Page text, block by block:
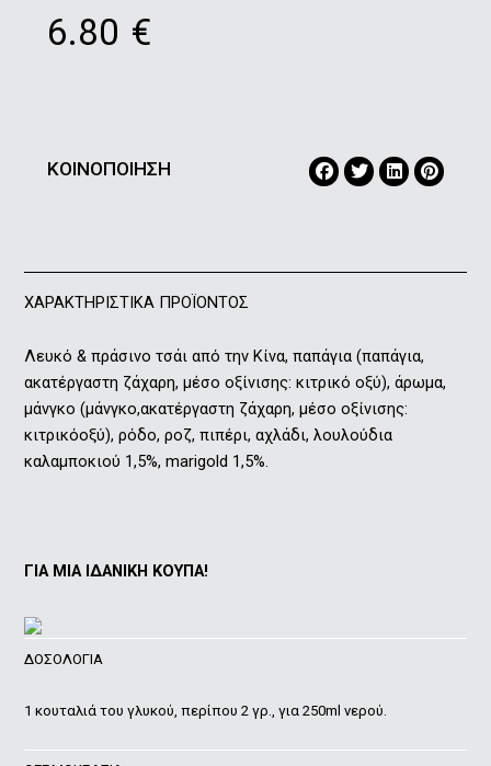
6.80 €
ΚΟΙΝΟΠΟΙΗΣΗ
ΧΑΡΑΚΤΗΡΙΣΤΙΚΑ ΠΡΟΪΟΝΤΟΣ
Λευκό & πράσινο τσάι από την Κίνα, παπάγια (παπάγια,
ακατέργαστη ζάχαρη, μέσο οξίνισης: κιτρικό οξύ), άρωμα,
μάνγκο (μάνγκο,ακατέργαστη ζάχαρη, μέσο οξίνισης:
κιτρικόοξύ), ρόδο, ροζ, πιπέρι, αχλάδι, λουλούδια
καλαμποκιού 1,5%, marigold 1,5%.
ΓΙΑ ΜΙΑ ΙΔΑΝΙΚΗ ΚΟΥΠΑ!
ΔΟΣΟΛΟΓΙΑ
1 κουταλιά του γλυκού, περίπου 2 γρ., για 250ml νερού.